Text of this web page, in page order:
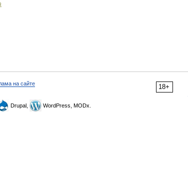
18+
на сайте
Drupal, WordPress, MODx.